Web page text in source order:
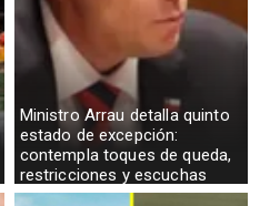
Ministro Arrau detalla quinto
estado de excepción:
contempla toques de queda,
restricciones y escuchas
telefónicas en zonas críticas